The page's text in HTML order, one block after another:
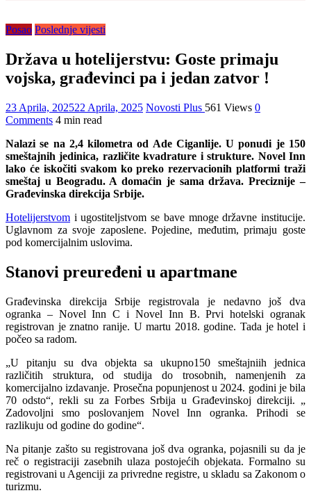
Posao Poslednje vijesti
Država u hotelijerstvu: Goste primaju
vojska, građevinci pa i jedan zatvor !
23 Aprila, 202522 Aprila, 2025 Novosti Plus 561 Views 0
Comments 4 min read
Nalazi se na 2,4 kilometra od Ade Ciganlije. U ponudi je 150
smeštajnih jedinica, različite kvadrature i strukture. Novel Inn
lako će iskočiti svakom ko preko rezervacionih platformi traži
smeštaj u Beogradu. A domaćin je sama država. Preciznije –
Građevinska direkcija Srbije.
Hotelijerstvom i ugostiteljstvom se bave mnoge državne institucije.
Uglavnom za svoje zaposlene. Pojedine, međutim, primaju goste
pod komercijalnim uslovima.
Stanovi preuređeni u apartmane
Građevinska direkcija Srbije registrovala je nedavno još dva
ogranka – Novel Inn C i Novel Inn B. Prvi hotelski ogranak
registrovan je znatno ranije. U martu 2018. godine. Tada je hotel i
počeo sa radom.
„U pitanju su dva objekta sa ukupno150 smeštajniih jednica
različitih struktura, od studija do trosobnih, namenjenih za
komercijalno izdavanje. Prosečna popunjenost u 2024. godini je bila
70 odsto“, rekli su za Forbes Srbija u Građevinskoj direkciji. „
Zadovoljni smo poslovanjem Novel Inn ogranka. Prihodi se
razlikuju od godine do godine“.
Na pitanje zašto su registrovana još dva ogranka, pojasnili su da je
reč o registraciji zasebnih ulaza postojećih objekata. Formalno su
registrovani u Agenciji za privredne registre, u skladu sa Zakonom o
turizmu.